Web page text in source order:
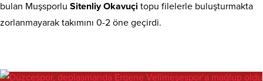
bulan Muşsporlu Sitenliy Okavuçi topu filelerle buluşturmakta
zorlanmayarak takımını 0-2 öne geçirdi.